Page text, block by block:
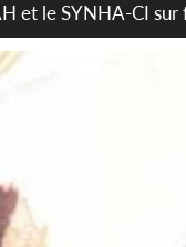
plus apaisé